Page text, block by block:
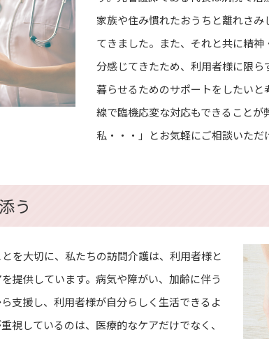
家族や住み慣れたおうちと離れさ
てきました。また、それと共に精
分感じてきたため、利用者様に限
暮らせるためのサポートをしたい
線で臨機応変な対応もできること
私・・・」とお気軽にご相談いただ
う
を大切に、私たちの訪問介護は、利用者様と
提供しています。病気や障がい、加齢に伴う
支援し、利用者様が自分らしく生活できるよ
視しているのは、医療的なケアだけでなく、